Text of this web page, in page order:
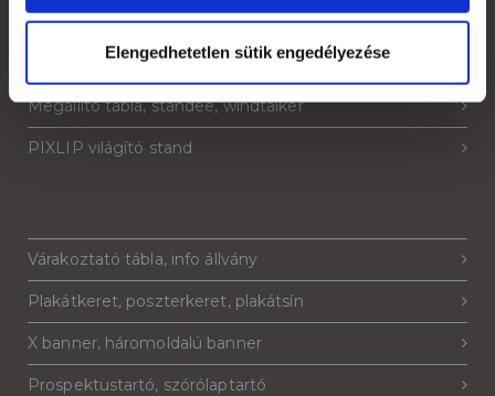
Elengedhetetlen sütik engedélyezése
Strandzászló, beach flag, zászlófüzér
Sajtófal, pop-up fal, háttérfal
Megállító tábla, standee, windtalker
PIXLIP világító stand
Várakoztató tábla, info állvány
Plakátkeret, poszterkeret, plakátsín
X banner, háromoldalú banner
Prospektustartó, szórólaptartó